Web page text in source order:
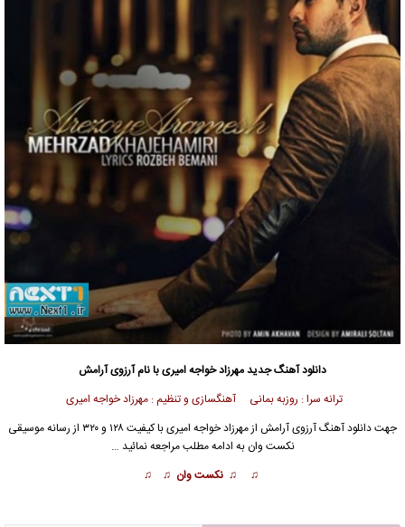
دانلود آهنگ جدیدمهرزاد خواجه امیری با نام آرزوی آرامش
ترانه سرا : روزبه بمانی آهنگسازی و تنظیم : مهرزاد خواجه امیری
جهت دانلود آهنگ آرزوی آرامش ازمهرزاد خواجه امیری
با کیفیت ۱۲۸ و ۳۲۰ از رسانه موسیقی
نکست وان به ادامه مطلب مراجعه نمائید …
♫ ♫ نکست وان ♫ ♫